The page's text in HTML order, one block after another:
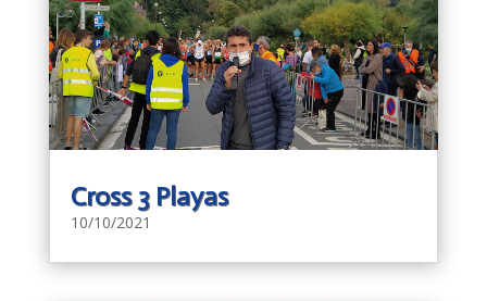
Cross 3 Playas
10/10/2021